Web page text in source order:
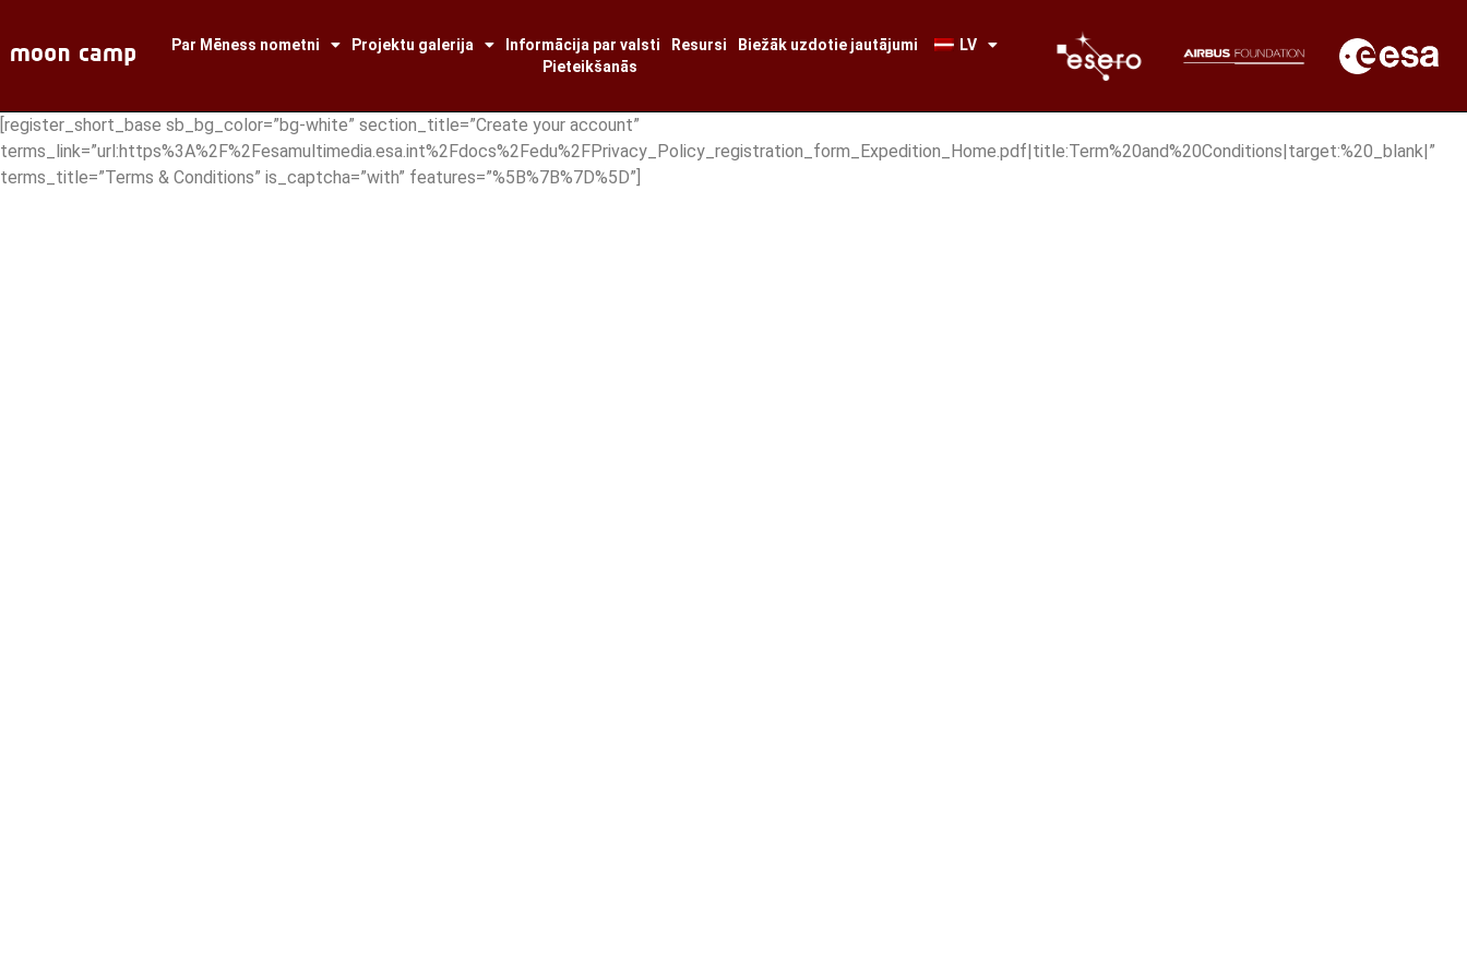
Par Mēness nometni Projektu galerija Informācija par valsti Resursi Biežāk uzdotie jautājumi
LV
Pieteikšanās
[register_short_base sb_bg_color=”bg-white” section_title=”Create your account”
terms_link=”url:https%3A%2F%2Fesamultimedia.esa.int%2Fdocs%2Fedu%2FPrivacy_Policy_registration_form_Expedition_Home.pdf|title:Term%20and%20Conditions|target:%20_blank|”
terms_title=”Terms & Conditions” is_captcha=”with” features=”%5B%7B%7D%5D”]